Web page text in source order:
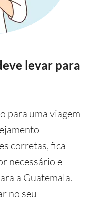
levar para
para uma viagem
corretas, fica
necessário e
a Guatemala.
no seu